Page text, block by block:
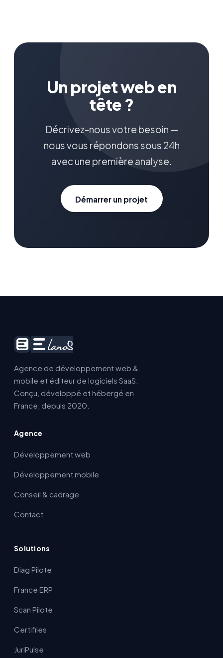
Un projet web en
tête ?
Décrivez-nous votre besoin —
nous vous répondons sous 24h
avec une première analyse.
Démarrer un projet
Démarrer un projet
Agence de développement web &
mobile et éditeur de logiciels SaaS.
Conçu, développé et hébergé en
France, depuis 2020.
Agence
Développement web
Développement mobile
Conseil & cadrage
Contact
Solutions
Diag Pilote
France ERP
Scan Pilote
Certifiles
JuriPulse